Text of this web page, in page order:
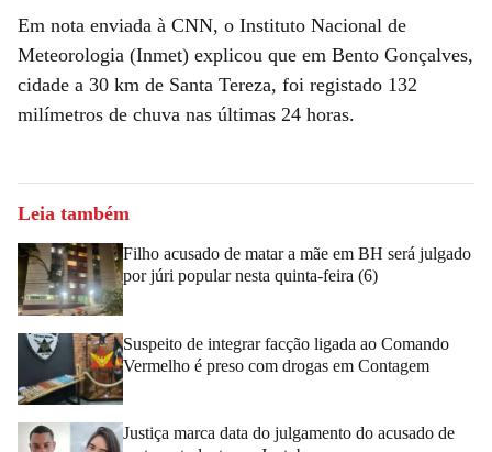
Em nota enviada à CNN, o Instituto Nacional de
Meteorologia (Inmet) explicou que em Bento Gonçalves,
cidade a 30 km de Santa Tereza, foi registado 132
milímetros de chuva nas últimas 24 horas.
Leia também
Filho acusado de matar a mãe em BH será julgado
por júri popular nesta quinta-feira (6)
Suspeito de integrar facção ligada ao Comando
Vermelho é preso com drogas em Contagem
Justiça marca data do julgamento do acusado de